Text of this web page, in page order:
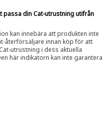
passa din Cat-utrustning utifrån
kan innebära att produkten inte
återförsäljare innan köp för att
utrustning i dess aktuella
här indikatorn kan inte garantera